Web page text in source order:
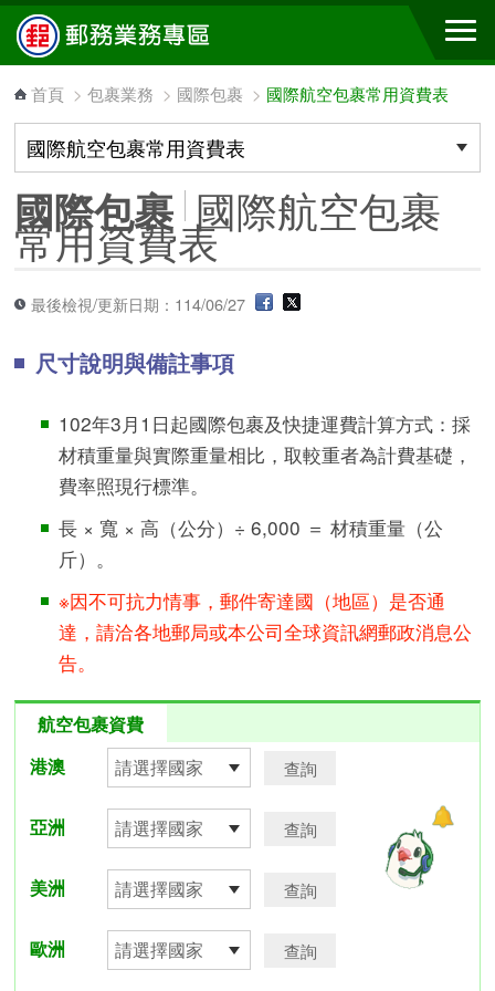
跳到主要內容區塊
首頁 >包裹業務 > 國際包裹 > 國際航空包裹常用資費表
國際包裹 國際航空包裹
常用資費表
最後檢視/更新日期：114/06/27
尺寸說明與備註事項
102年3月1日起國際包裹及快捷運費計算方式：採
材積重量與實際重量相比，取較重者為計費基礎，
費率照現行標準。
長 × 寬 × 高（公分）÷ 6,000 ＝ 材積重量（公
斤）。
※因不可抗力情事，郵件寄達國（地區）是否通
達，請洽各地郵局或本公司全球資訊網郵政消息公
告。
航空包裹資費
港澳
亞洲
美洲
歐洲